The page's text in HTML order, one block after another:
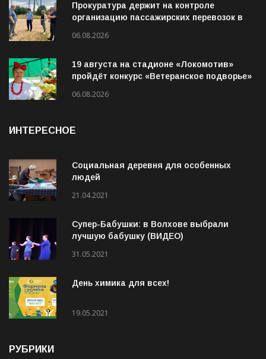
06.08.2026
Прокуратура держит на контроле
06.08.2026
19 августа на стадионе «Локомотив»
Социальная деревня для особенных
21.04.2021
Супер-Бабушки: в Волхове выбрали
31.05.2021
День химика для всех!